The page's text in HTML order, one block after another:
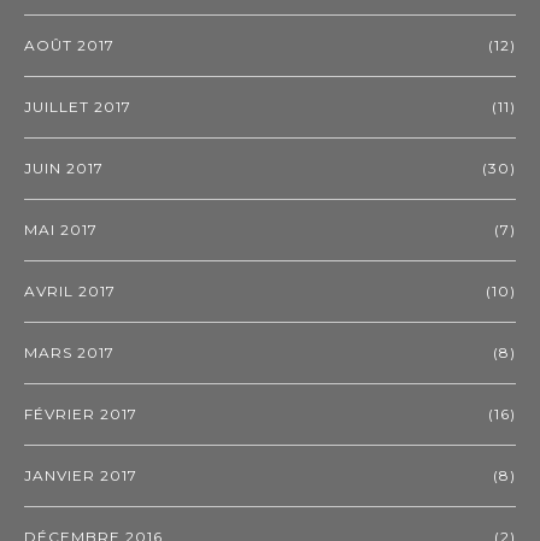
AOÛT 2017 (12)
JUILLET 2017 (11)
JUIN 2017 (30)
MAI 2017 (7)
AVRIL 2017 (10)
MARS 2017 (8)
FÉVRIER 2017 (16)
JANVIER 2017 (8)
DÉCEMBRE 2016 (2)